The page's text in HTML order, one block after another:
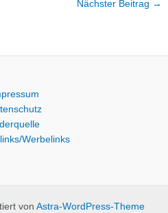
Nächster Beitrag →
Werbelinks
von Astra-WordPress-Theme